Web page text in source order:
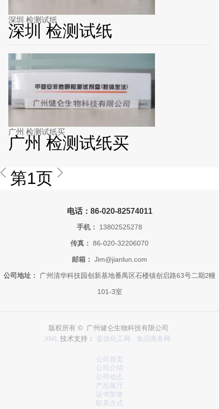
深圳 检测试纸
深圳 检测试纸
广州 检测试纸买
广州 检测试纸买
第1页
电话：86-020-82574011
手机： 13802525278
传真： 86-020-32206070
邮箱： Jim@jianlun.com
公司地址： 广州清华科技园创新基地番禺区石楼镇创启路63号二期2幢
101-3室
版权所有 © 广州健仑生物科技有限公司
XML 技术支持： 盖德化工网 食品商务网
公司首页
公司介绍
公司动态
产品展厅
证书荣誉
联系方式